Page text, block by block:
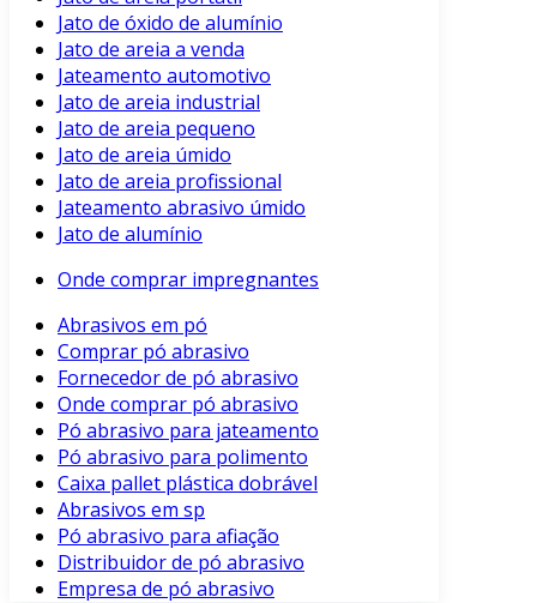
Jato de óxido de alumínio
Jato de areia a venda
Jateamento automotivo
Jato de areia industrial
Jato de areia pequeno
Jato de areia úmido
Jato de areia profissional
Jateamento abrasivo úmido
Jato de alumínio
Onde comprar impregnantes
Abrasivos em pó
Comprar pó abrasivo
Fornecedor de pó abrasivo
Onde comprar pó abrasivo
Pó abrasivo para jateamento
Pó abrasivo para polimento
Caixa pallet plástica dobrável
Abrasivos em sp
Pó abrasivo para afiação
Distribuidor de pó abrasivo
Empresa de pó abrasivo